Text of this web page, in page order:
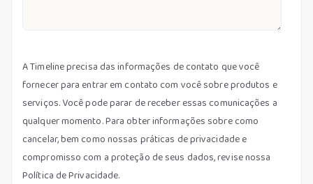
A Timeline precisa das informações de contato que você
fornecer para entrar em contato com você sobre produtos e
serviços. Você pode parar de receber essas comunicações a
qualquer momento. Para obter informações sobre como
cancelar, bem como nossas práticas de privacidade e
compromisso com a proteção de seus dados, revise nossa
Política de Privacidade.